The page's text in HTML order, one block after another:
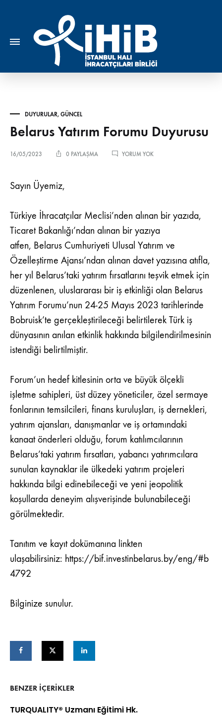
DUYURULAR, GÜNCEL
Belarus Yatırım Forumu Duyurusu
16/05/2023 0 PAYLAŞMA YORUM YOKBELARUS
Sayın Üyemiz,
Türkiye İhracatçılar Meclisi’nden alınan bir yazıda,
Ticaret Bakanlığı’ndan alınan bir yazıya
atfen, Belarus Cumhuriyeti Ulusal Yatırım ve
Özelleştirme Ajansı’ndan alınan davet yazısına atıfla,
her yıl Belarus’taki yatırım fırsatlarını teşvik etmek için
düzenlenen, uluslararası bir iş etkinliği olan Belarus
Yatırım Forumu’nun 24-25 Mayıs 2023 tarihlerinde
Bobruisk’te gerçekleştirileceği belirtilerek Türk iş
dünyasının anılan etkinlik hakkında bilgilendirilmesinin
istendiği belirtilmiştir.
Forum’un hedef kitlesinin orta ve büyük ölçekli
işletme sahipleri, üst düzey yöneticiler, özel sermaye
fonlarının temsilcileri, finans kuruluşları, iş dernekleri,
yatırım ajansları, danışmanlar ve iş ortamındaki
kanaat önderleri olduğu, forum katılımcılarının
Belarus’taki yatırım fırsatları, yabancı yatırımcılara
sunulan kaynaklar ile ülkedeki yatırım projeleri
hakkında bilgi edinebileceği ve yeni jeopolitik
koşullarda deneyim alışverişinde bulunabileceği
görülmektedir.
Tanıtım ve kayıt dokümanına linkten
ulaşabilirsiniz: https://bif.investinbelarus.by/eng/#b
4792
Bilginize sunulur.
BENZER IÇERIKLER
TURQUALITY® Uzmanı Eğitimi Hk.